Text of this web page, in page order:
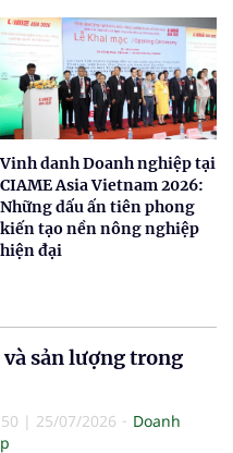
Vinh danh Doanh nghiệp tại
CIAME Asia Vietnam 2026:
Những dấu ấn tiên phong
kiến tạo nền nông nghiệp
hiện đại
sản lượng trong
| 25/07/2026
Doanh